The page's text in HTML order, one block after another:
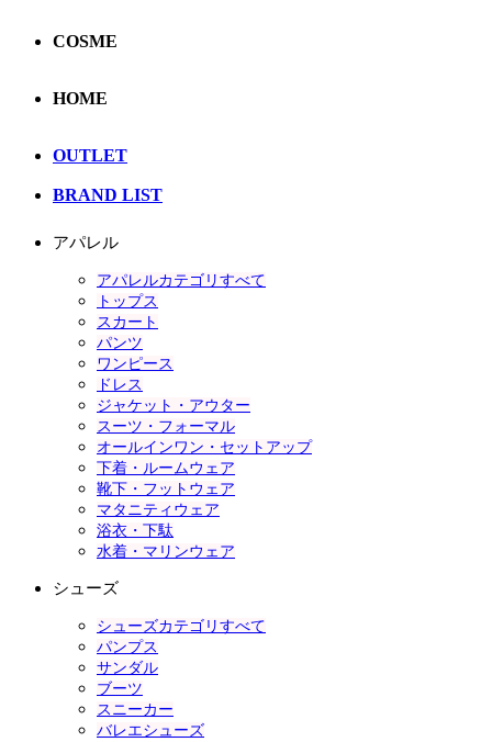
COSME
HOME
OUTLET
BRAND LIST
アパレル
アパレルカテゴリすべて
トップス
スカート
パンツ
ワンピース
ドレス
ジャケット・アウター
スーツ・フォーマル
オールインワン・セットアップ
下着・ルームウェア
靴下・フットウェア
マタニティウェア
浴衣・下駄
水着・マリンウェア
シューズ
シューズカテゴリすべて
パンプス
サンダル
ブーツ
スニーカー
バレエシューズ